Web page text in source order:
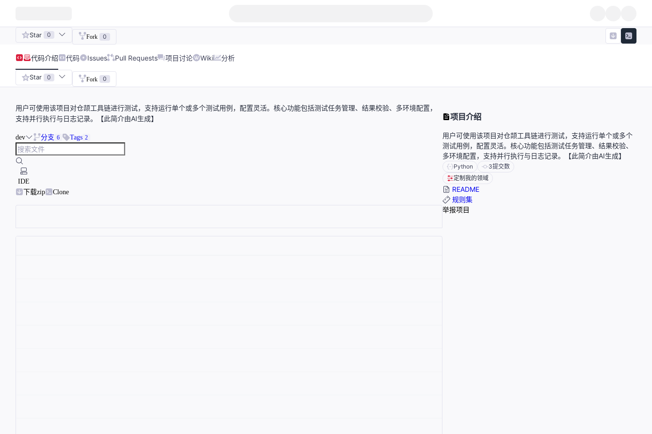
Star 0 Fork 0
代码介绍 代码 Issues Pull Requests 项目讨论 Wiki 分析
Star 0 Fork 0
用户可使用该项目对仓颉工具链进行测试，支持运行单个或多个测试用例，配置灵活。核心功能包括测试任务管理、结果校验、多环境配置，
支持并行执行与日志记录。【此简介由AI生成】
dev 分支 6 Tags 2
IDE
下载zip
Clone
项目介绍
用户可使用该项目对仓颉工具链进行测试，支持运行单个或多个
测试用例，配置灵活。核心功能包括测试任务管理、结果校验、
多环境配置，支持并行执行与日志记录。【此简介由AI生成】
Python 3提交数
定制我的领域
README
规则集
举报项目